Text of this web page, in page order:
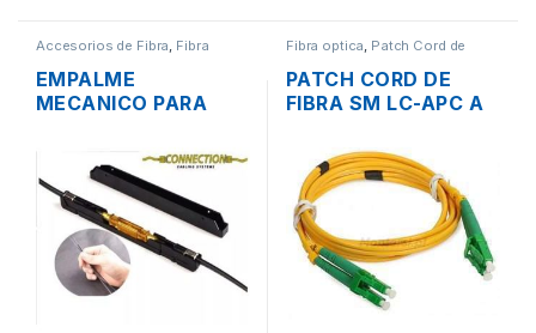
Accesorios de Fibra Fibra
EMPALME
MECANICO PARA
CONNECTION CFO-
5015
Fibra optica Patch Cord de
PATCH CORD DE
FIBRA SM LC-APC A
25MTS.